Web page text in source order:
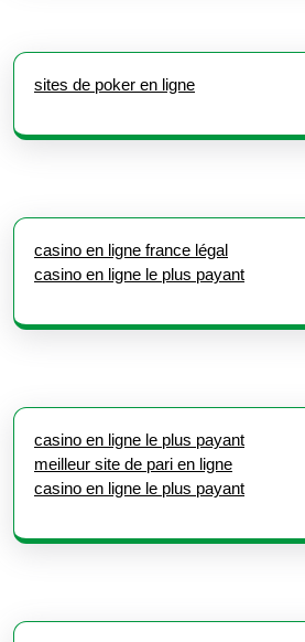
sites de poker en ligne
casino en ligne france légal
casino en ligne le plus payant
casino en ligne le plus payant
meilleur site de pari en ligne
casino en ligne le plus payant